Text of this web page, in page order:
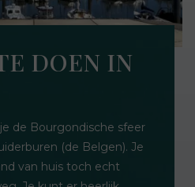
DOEN IN
de Bourgondische sfeer
(de Belgen). Je
van huis toch echt